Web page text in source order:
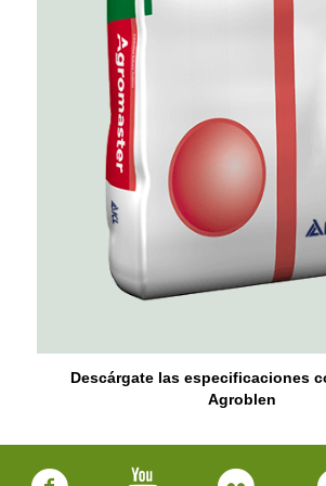
Descárgate las especificaciones
Agroblen